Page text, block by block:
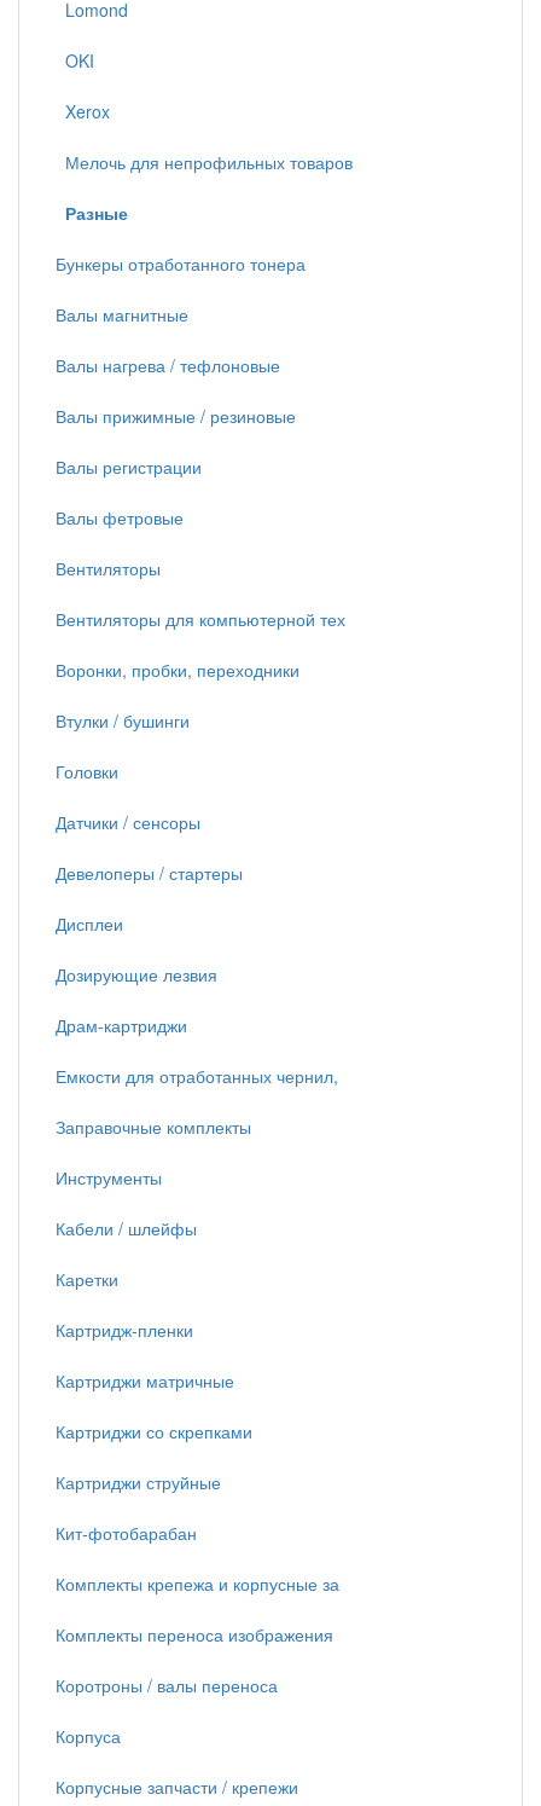
Lomond
OKI
Xerox
Мелочь для непрофильных товаров
Разные
Бункеры отработанного тонера
Валы магнитные
Валы нагрева / тефлоновые
Валы прижимные / резиновые
Валы регистрации
Валы фетровые
Вентиляторы
Вентиляторы для компьютерной тех
Воронки, пробки, переходники
Втулки / бушинги
Головки
Датчики / сенсоры
Девелоперы / стартеры
Дисплеи
Дозирующие лезвия
Драм-картриджи
Емкости для отработанных чернил,
Заправочные комплекты
Инструменты
Кабели / шлейфы
Каретки
Картридж-пленки
Картриджи матричные
Картриджи со скрепками
Картриджи струйные
Кит-фотобарабан
Комплекты крепежа и корпусные за
Комплекты переноса изображения
Коротроны / валы переноса
Корпуса
Корпусные запчасти / крепежи